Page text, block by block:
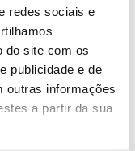
redes sociais e
do site com os
publicidade e de
outras informações
a partir da sua
Date: 07/08/2026 17:11